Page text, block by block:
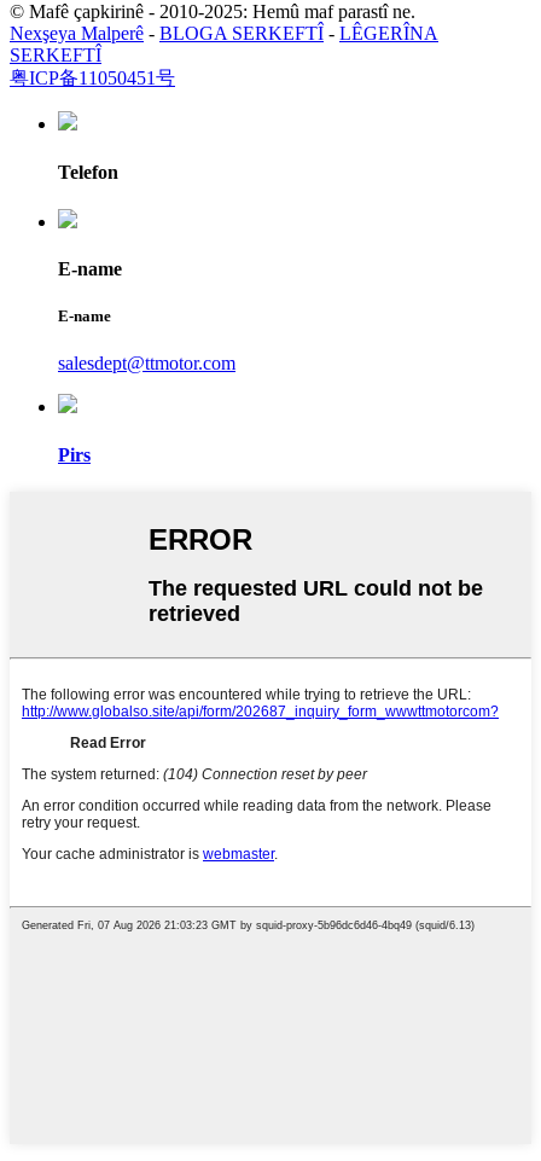
© Mafê çapkirinê - 2010-2025: Hemû maf parastî ne.
Nexşeya Malperê - BLOGA SERKEFTÎ - LÊGERÎNA
SERKEFTÎ
粤ICP备11050451号
Telefon
E-name
E-name
salesdept@ttmotor.com
Pirs